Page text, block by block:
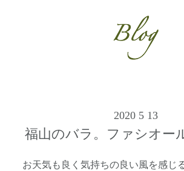
輝く美をトータ
ルでご提案しま
す。
2020 5 13
福山のバラ。ファシオー
お天気も良く気持ちの良い風を感じ